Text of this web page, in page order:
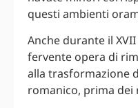
questi ambienti
Anche durante il
fervente opera di
alla trasformazione
romanico, prima dei